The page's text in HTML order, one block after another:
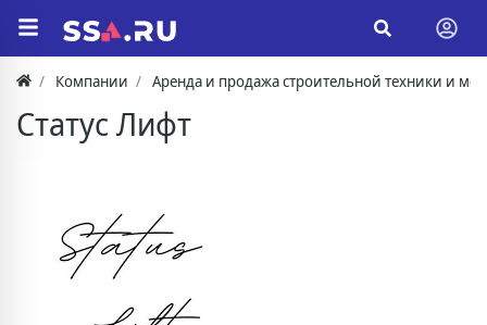
Компании Аренда и продажа строительной техники и
Статус Лифт